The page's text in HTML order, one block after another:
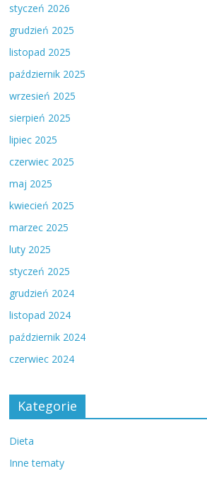
styczeń 2026
grudzień 2025
listopad 2025
październik 2025
wrzesień 2025
sierpień 2025
lipiec 2025
czerwiec 2025
maj 2025
kwiecień 2025
marzec 2025
luty 2025
styczeń 2025
grudzień 2024
listopad 2024
październik 2024
czerwiec 2024
Kategorie
Dieta
Inne tematy